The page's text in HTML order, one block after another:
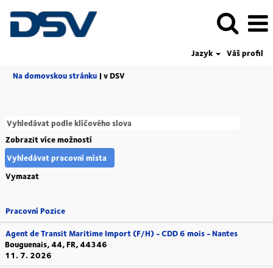
Jazyk
Váš profil
Na domovskou stránku | v DSV(aktuální
Zobrazit více možností
Vymazat
Pracovní Pozice
Agent de Transit Maritime Import (F/H) - CDD 6 mois - Nantes
Bouguenais, 44, FR, 44346
11. 7. 2026